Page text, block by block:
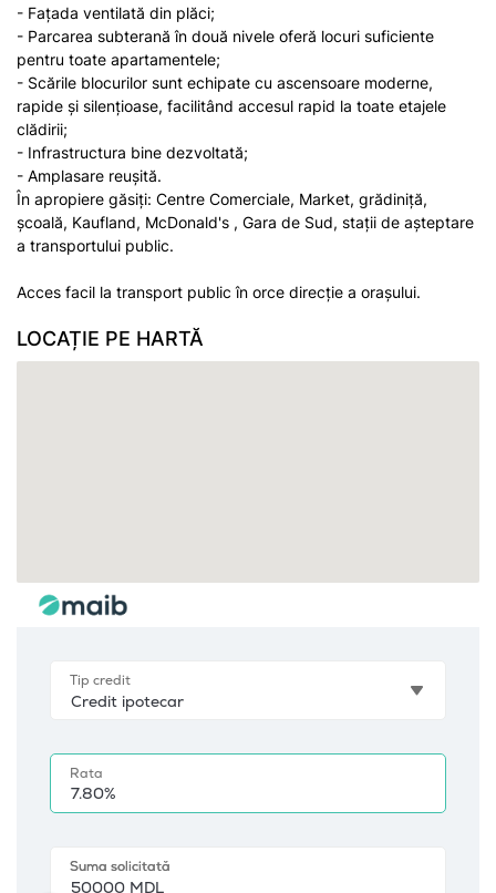
- Fațada ventilată din plăci;
- Parcarea subterană în două nivele oferă locuri suficiente
pentru toate apartamentele;
- Scările blocurilor sunt echipate cu ascensoare moderne,
rapide și silențioase, facilitând accesul rapid la toate etajele
clădirii;
- Infrastructura bine dezvoltată;
- Amplasare reușită.
În apropiere găsiți: Centre Comerciale, Market, grădiniță,
școală, Kaufland, McDonald's , Gara de Sud, stații de așteptare
a transportului public.
Acces facil la transport public în orce direcție a orașului.
LOCAȚIE PE HARTĂ